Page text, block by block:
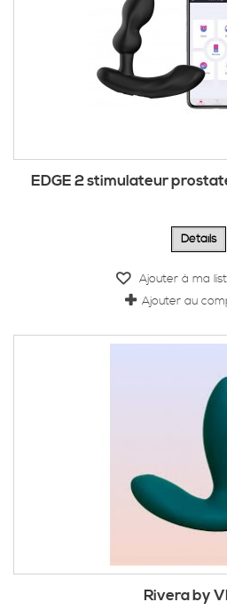
EDGE 2 stimulateur
Détails
Ajouter à ma
Ajouter au
Rivera by